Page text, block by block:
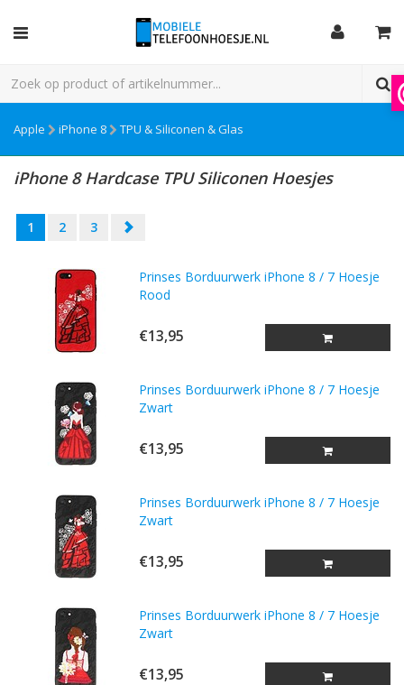
Apple iPhone 8 TPU & Siliconen & Glas
iPhone 8 Hardcase TPU Siliconen Hoesjes
1 2 3
Prinses Borduurwerk iPhone 8 / 7 Hoesje
Rood
€13,95
Prinses Borduurwerk iPhone 8 / 7 Hoesje
Zwart
€13,95
Prinses Borduurwerk iPhone 8 / 7 Hoesje
Zwart
€13,95
Prinses Borduurwerk iPhone 8 / 7 Hoesje
Zwart
€13,95